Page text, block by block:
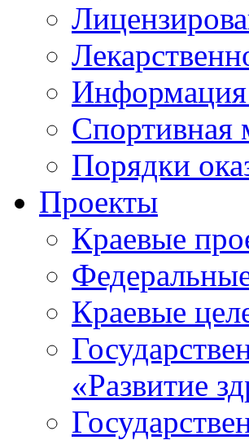
Информация
Спортивная
Порядки
Проекты
Краевые
Краевые
«Развитие